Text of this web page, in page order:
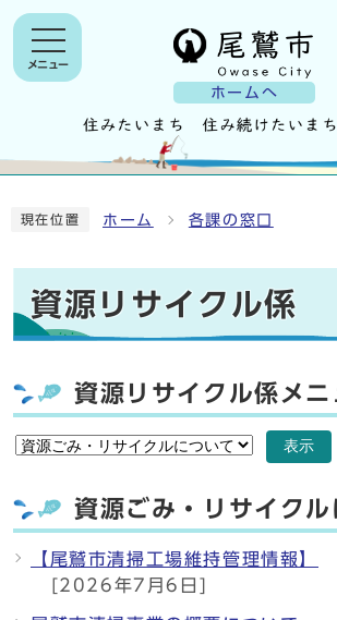
ホームへ
メニュー
現在位置 ホーム 各課の窓口
資源リサイクル係
資源リサイクル係メニ
表示
資源ごみ・リサイクル
【尾鷲市清掃工場維持管理情報】
[2026年7月6日]